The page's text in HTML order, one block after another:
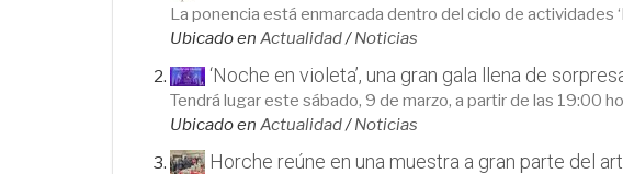
La ponencia está enmarcada dentro del ciclo de actividades
Ubicado en Actualidad/Noticias
‘Noche en violeta’, una gran gala llena de
Tendrá lugar este sábado, 9 de marzo, a partir de las 19:00
Ubicado en Actualidad/Noticias
Horche reúne en una muestra a gran parte del